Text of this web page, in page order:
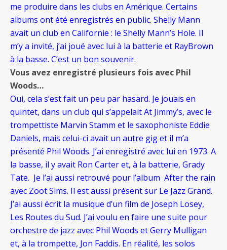
me produire dans les clubs en Amérique. Certains
albums ont été enregistrés en public. Shelly Mann
avait un club en Californie : le Shelly Mann’s Hole. Il
m’y a invité, j’ai joué avec lui à la batterie et RayBrown
à la basse. C’est un bon souvenir.
Vous avez enregistré plusieurs fois avec Phil
Woods…
Oui, cela s’est fait un peu par hasard. Je jouais en
quintet, dans un club qui s’appelait At Jimmy’s, avec le
trompettiste Marvin Stamm et le saxophoniste Eddie
Daniels, mais celui-ci avait un autre gig et il m’a
présenté Phil Woods. J’ai enregistré avec lui en 1973. A
la basse, il y avait Ron Carter et, à la batterie, Grady
Tate. Je l’ai aussi retrouvé pour l’album After the rain
avec Zoot Sims. Il est aussi présent sur Le Jazz Grand.
J’ai aussi écrit la musique d’un film de Joseph Losey,
Les Routes du Sud. J’ai voulu en faire une suite pour
orchestre de jazz avec Phil Woods et Gerry Mulligan
et, à la trompette, Jon Faddis. En réalité, les solos